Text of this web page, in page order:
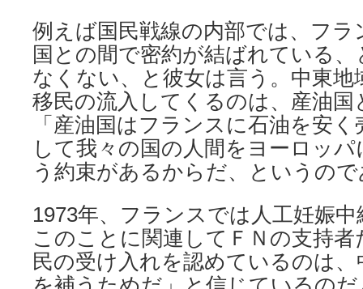
例えば国民戦線の内部では、フ
国との間で密約が結ばれている
なくない、と彼女は言う。中東
移民の流入してくるのは、産油
「産油国はフランスに石油を安
して我々の国の人間をヨーロッ
う約束があるからだ、というの
1973年、フランスでは人工妊娠
このことに関連してＦＮの支持
民の受け入れを認めているのは